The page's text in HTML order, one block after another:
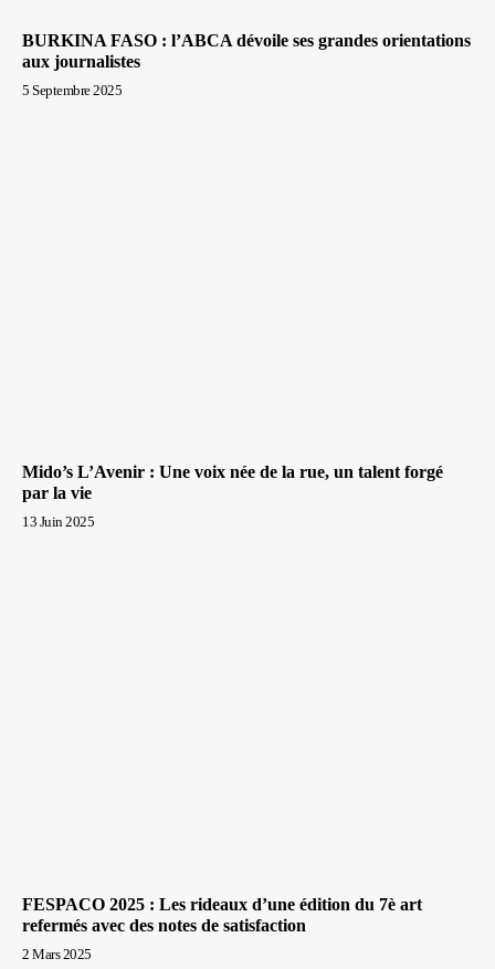
BURKINA FASO : l’ABCA dévoile ses grandes orientations
aux journalistes
5 Septembre 2025
Mido’s L’Avenir : Une voix née de la rue, un talent forgé
par la vie
13 Juin 2025
FESPACO 2025 : Les rideaux d’une édition du 7è art
refermés avec des notes de satisfaction
2 Mars 2025